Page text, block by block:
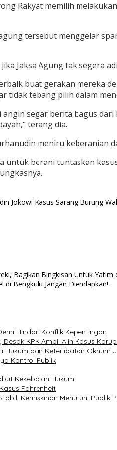
Rakyat memilih
tersebut menggelar
Jaksa Agung tak segera
buat gerakan mereka
tidak tebang pilih dalam
segar berita bagus
terang dia.
meniru keberanian
berani tuntaskan
Jokowi Kasus Sarang Burung
Bagikan Bingkisan Untuk Yatim
di Bengkulu Jangan Diendapkan!
Hindari Konflik Kepentingan
KPK Ambil Alih Kasus
Hukum dan Keterlibatan Oknum
Kontrol Publik
Kekebalan Hukum
Fahrenheit
Kemiskinan Menurun, Publik